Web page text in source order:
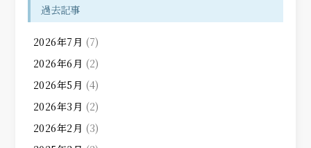
過去記事
2026年7月 (7)
2026年6月 (2)
2026年5月 (4)
2026年3月 (2)
2026年2月 (3)